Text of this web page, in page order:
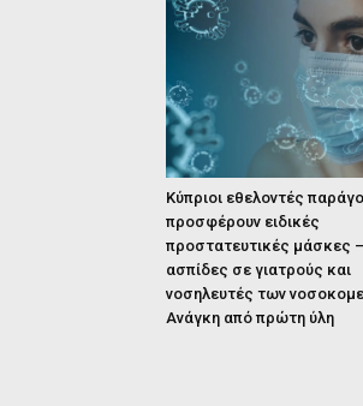
Κύπριοι εθελοντές
προσφέρουν ειδικές
προστατευτικές μάσκες –
ασπίδες σε γιατρούς και
νοσηλευτές των
Ανάγκη από πρώτη ύλη